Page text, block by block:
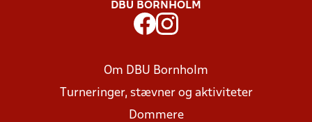
DBU BORNHOLM
Om DBU Bornholm
Turneringer, stævner og aktiviteter
Dommere